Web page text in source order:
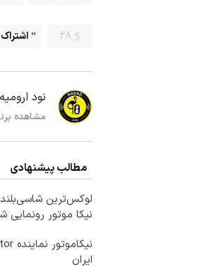
28
نود ارومیه
مشاهده
مطالب پیشنهادی
نیکا موتور رونمایی
ایران